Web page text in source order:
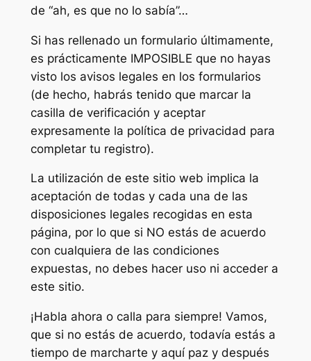
de “ah, es que no lo sabía”…
Si has rellenado un formulario últimamente,
es prácticamente IMPOSIBLE que no hayas
visto los avisos legales en los formularios
(de hecho, habrás tenido que marcar la
casilla de verificación y aceptar
expresamente la política de privacidad para
completar tu registro).
La utilización de este sitio web implica la
aceptación de todas y cada una de las
disposiciones legales recogidas en esta
página, por lo que si NO estás de acuerdo
con cualquiera de las condiciones
expuestas, no debes hacer uso ni acceder a
este sitio.
¡Habla ahora o calla para siempre! Vamos,
que si no estás de acuerdo, todavía estás a
tiempo de marcharte y aquí paz y después